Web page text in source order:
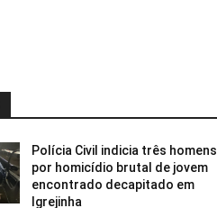
Polícia Civil indicia três homens
por homicídio brutal de jovem
encontrado decapitado em
Igrejinha